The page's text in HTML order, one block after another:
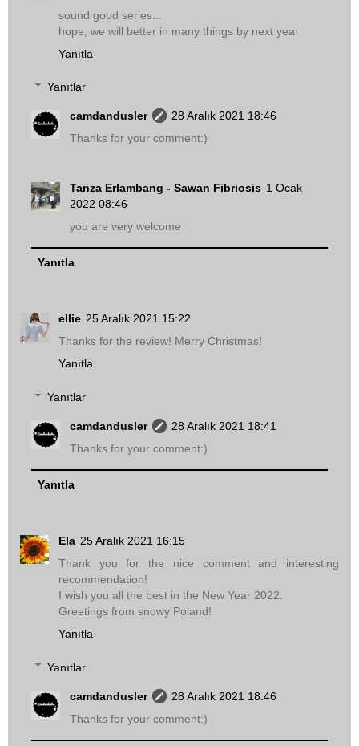
sound good series...
hope, we will better in many things by next year
Yanıtla
Yanıtlar
camdandusler
28 Aralık 2021 18:46
Thanks for your comment:)
Tanza Erlambang - Sawan Fibriosis 1 Ocak
2022 08:46
you are very welcome
Yanıtla
ellie 25 Aralık 2021 15:22
Thanks for the review! Merry Christmas!
Yanıtla
Yanıtlar
camdandusler
28 Aralık 2021 18:41
Thanks for your comment:)
Yanıtla
Ela 25 Aralık 2021 16:15
Thank you for the nice comment and interesting
recommendation!
I wish you all the best in the New Year 2022.
Greetings from snowy Poland!
Yanıtla
Yanıtlar
camdandusler
28 Aralık 2021 18:46
Thanks for your comment:)